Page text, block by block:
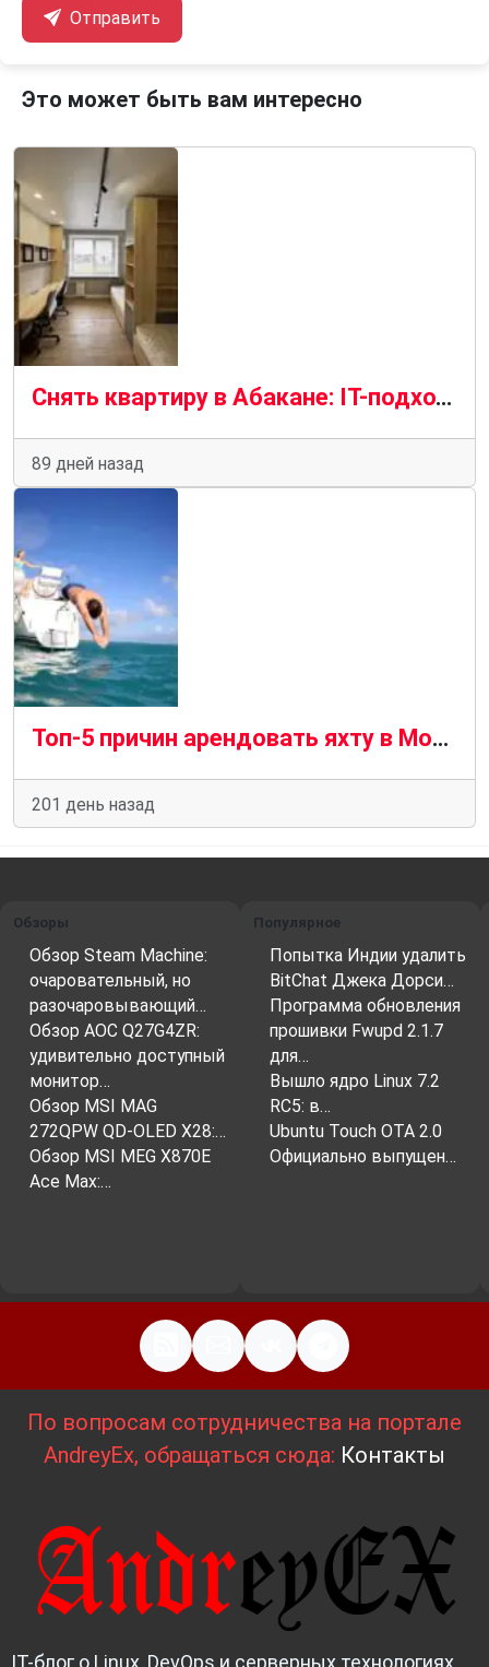
Отправить
Это может быть вам интересно
Снять квартиру в Абакане: IT-подход к жилищному вопросу
89 дней назад
Топ-5 причин арендовать яхту в Москве
201 день назад
Обзоры
Обзор Steam Machine:
очаровательный, но
разочаровывающий…
Обзор AOC Q27G4ZR:
удивительно доступный
монитор…
Обзор MSI MAG
272QPW QD-OLED X28:…
Обзор MSI MEG X870E
Ace Max:…
Популярное
Попытка Индии удалить
BitChat Джека Дорси…
Программа обновления
прошивки Fwupd 2.1.7
для…
Вышло ядро ​​Linux 7.2
RC5: в…
Ubuntu Touch OTA 2.0
Официально выпущен…
По вопросам сотрудничества на портале
AndreyEx, обращаться сюда: Контакты